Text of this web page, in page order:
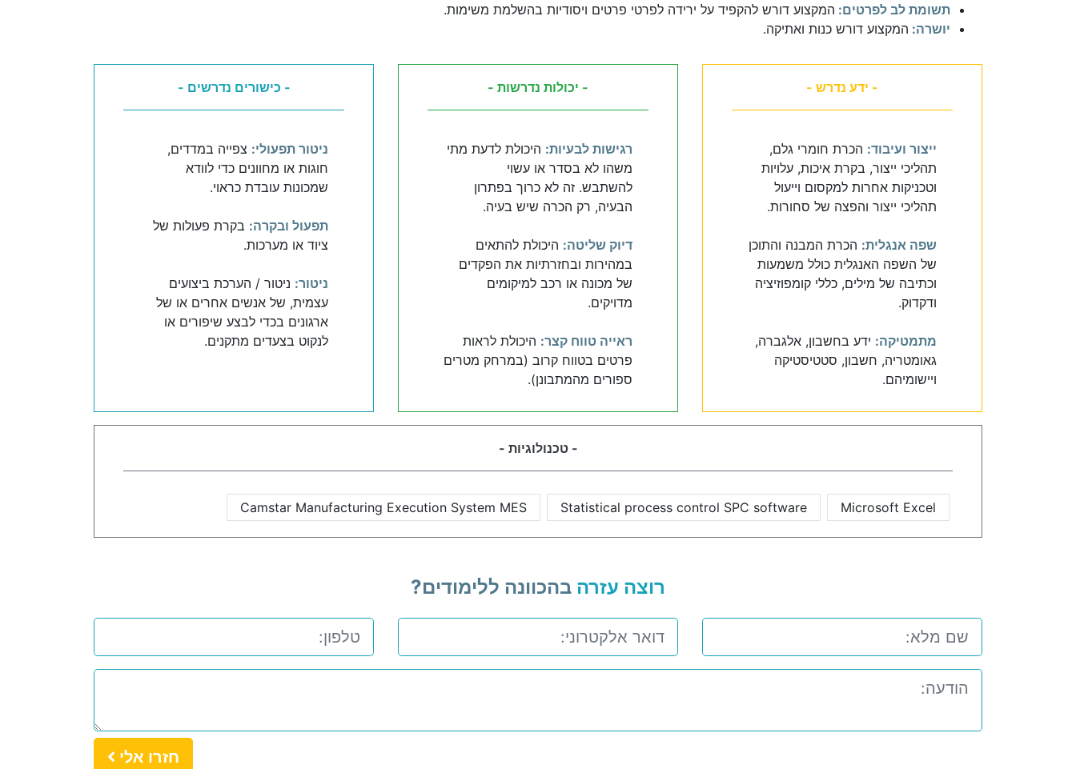
תשומת לב לפרטים: המקצוע דורש להקפיד על ירידה לפרטי פרטים ויסודיות בהשלמת משימות.
יושרה: המקצוע דורש כנות ואתיקה.
- ידע נדרש -
ייצור ועיבוד: הכרת חומרי גלם,
תהליכי ייצור, בקרת איכות, עלויות
וטכניקות אחרות למקסום וייעול
תהליכי ייצור והפצה של סחורות.
שפה אנגלית: הכרת המבנה והתוכן
של השפה האנגלית כולל משמעות
וכתיבה של מילים, כללי קומפוזיציה
ודקדוק.
מתמטיקה: ידע בחשבון, אלגברה,
גאומטריה, חשבון, סטטיסטיקה
ויישומיהם.
- יכולות נדרשות -
רגישות לבעיות: היכולת לדעת מתי
משהו לא בסדר או עשוי
להשתבש. זה לא כרוך בפתרון
הבעיה, רק הכרה שיש בעיה.
דיוק שליטה: היכולת להתאים
במהירות ובחזרתיות את הפקדים
של מכונה או רכב למיקומים
מדויקים.
ראייה טווח קצר: היכולת לראות
פרטים בטווח קרוב (במרחק מטרים
ספורים מהמתבונן).
- כישורים נדרשים -
ניטור תפעולי: צפייה במדדים,
חוגות או מחוונים כדי לוודא
שמכונות עובדת כראוי.
תפעול ובקרה: בקרת פעולות של
ציוד או מערכות.
ניטור: ניטור / הערכת ביצועים
עצמית, של אנשים אחרים או של
ארגונים בכדי לבצע שיפורים או
לנקוט בצעדים מתקנים.
- טכנולוגיות -
Microsoft Excel
Statistical process control SPC software
Camstar Manufacturing Execution System MES
רוצה עזרה בהכוונה ללימודים?
חזרו אלי